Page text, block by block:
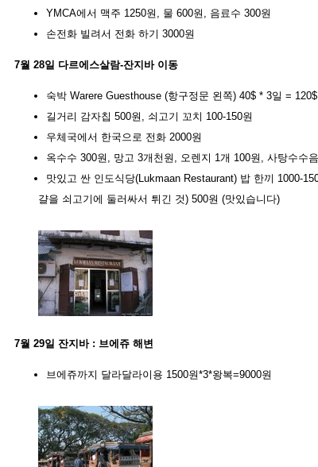
YMCA에서 맥주 1250원, 물 600원, 음료수 300원
손전화 빌려서 전화 하기 3000원
7월 28일 다르에스살람-잔지바 이동
숙박 Warere Guesthouse (항구정문 왼쪽) 40$ * 3일 = 120$
길거리 감자칩 500원, 쇠고기 꼬치 100-150원
우체국에서 한국으로 전화 2000원
옥수수 300원, 망고 3개천원, 오렌지 1개 100원, 사탕수수
맛있고 싼 인도식당(Lukmaan Restaurant) 밥 한끼 1000-
걀을 쇠고기에 둘러싸서 튀긴 것) 500원 (맛있습니다)
7월 29일 잔지바 : 브에쥬 해변
브에쥬까지 달라달라이용 1500원*3*왕복=9000원